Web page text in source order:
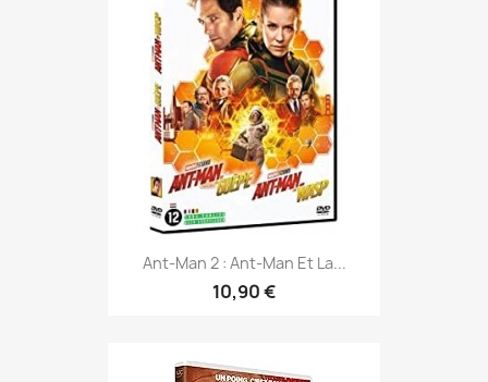
Ant-Man 2 : Ant-Man Et La...
10,90 €